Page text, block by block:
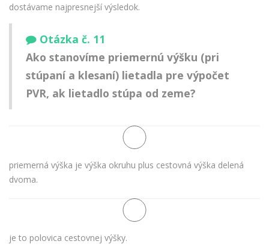
dostávame najpresnejší výsledok.
Otázka č. 11
Ako stanovíme priemernú výšku (pri
stúpaní a klesaní) lietadla pre výpočet
PVR, ak lietadlo stúpa od zeme?
priemerná výška je výška okruhu plus cestovná výška delená
dvoma.
je to polovica cestovnej výšky.